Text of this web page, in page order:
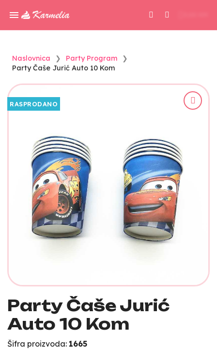
Naslovnica
Party Program
Party Čaše Jurić Auto 10 Kom
RASPRODANO
Party Čaše Jurić
Auto 10 Kom
Šifra proizvoda: 1665